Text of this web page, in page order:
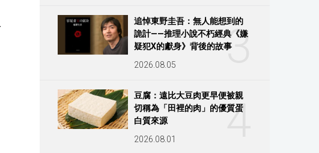
3
追悼東野圭吾：無人能想到的
詭計——推理小說不朽經典《嫌
疑犯X的獻身》背後的故事
2026.08.05
4
豆腐：遠比大豆肉更早便被親
切稱為「田裡的肉」的優質蛋
白質來源
2026.08.01